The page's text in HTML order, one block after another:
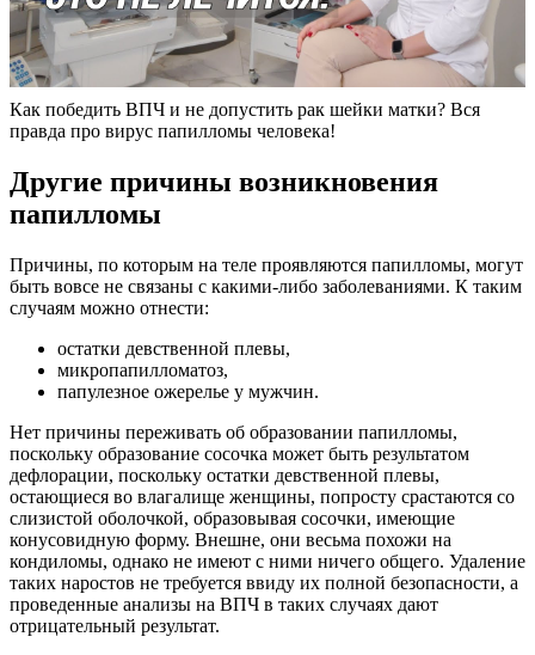
Как победить ВПЧ и не допустить рак шейки матки? Вся
правда про вирус папилломы человека!
Другие причины возникновения
папилломы
Причины, по которым на теле проявляются папилломы, могут
быть вовсе не связаны с какими-либо заболеваниями. К таким
случаям можно отнести:
остатки девственной плевы,
микропапилломатоз,
папулезное ожерелье у мужчин.
Нет причины переживать об образовании папилломы,
поскольку образование сосочка может быть результатом
дефлорации, поскольку остатки девственной плевы,
остающиеся во влагалище женщины, попросту срастаются со
слизистой оболочкой, образовывая сосочки, имеющие
конусовидную форму. Внешне, они весьма похожи на
кондиломы, однако не имеют с ними ничего общего. Удаление
таких наростов не требуется ввиду их полной безопасности, а
проведенные анализы на ВПЧ в таких случаях дают
отрицательный результат.